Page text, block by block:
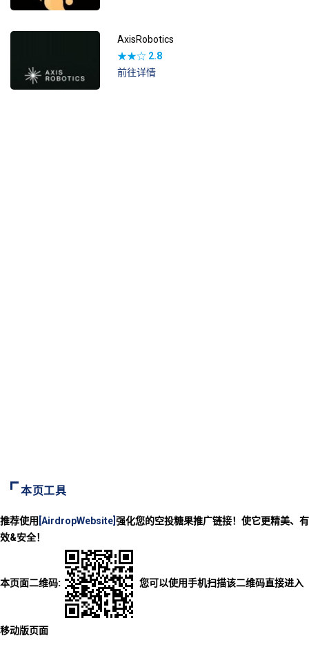
AxisRobotics
★★☆ 2.8
前往详情
本页工具
推荐使用 [AirdropWebsite] 强化您的空投糖果推广链接！使它更精美、有
效&安全！
本页面二维码: 您可以使用手机扫描该二维码直接进入
移动版页面